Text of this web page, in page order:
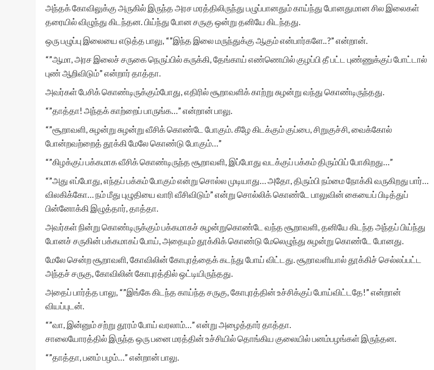
அந்தக் கோவிலுக்கு அருகில் இருந்த அரச மரத்திலிருந்து பழுப்பானதும் காய்ந்து போனதுமான சில இலைகள்
தரையில் விழுந்து கிடந்தன. பிய்ந்து போன சருகு ஒன்று தனியே கிடந்தது.
ஒரு பழுப்பு இலையை எடுத்த பாலு, “”இந்த இலை மருந்துக்கு ஆகும் என்பார்களே..?” என்றான்.
“”ஆமா, அரச இலைச் சருகை நெருப்பில் கருக்கி, தேங்காய் எண்ணெயில் குழப்பி தீ பட்ட புண்ணுக்குப் போட்டால்
புண் ஆறிவிடும்” என்றார் தாத்தா.
அவர்கள் பேசிக் கொண்டிருக்கும்போது, எதிரில் சூறாவளிக் காற்று சுழன்று வந்து கொண்டிருந்தது.
“”தாத்தா! அந்தக் காற்றைப் பாருங்க…” என்றான் பாலு.
“”சூறாவளி, சுழன்று சுழன்று வீசிக் கொண்டே போகும். கீழே கிடக்கும் குப்பை, சிறுகுச்சி, வைக்கோல்
போன்றவற்றைத் தூக்கி மேலே கொண்டு போகும்…”
“”கிழக்குப் பக்கமாக வீசிக் கொண்டிருந்த சூறாவளி, இப்போது வடக்குப் பக்கம் திரும்பிப் போகிறது…”
“”அது எப்போது, எந்தப் பக்கம் போகும் என்று சொல்ல முடியாது… அதோ, திரும்பி நம்மை நோக்கி வருகிறது பார்…
விலகிக்கோ… நம் மீது புழுதியை வாரி வீசிவிடும்” என்று சொல்லிக் கொண்டே பாலுவின் கையைப் பிடித்துப்
பின்னோக்கி இழுத்தார், தாத்தா.
அவர்கள் நின்று கொண்டிருக்கும் பக்கமாகச் சுழன்றுகொண்டே வந்த சூறாவளி, தனியே கிடந்த அந்தப் பிய்ந்து
போனச் சருகின் பக்கமாகப் போய், அதையும் தூக்கிக் கொண்டு மேலெழுந்து சுழன்று கொண்டே போனது.
மேலே சென்ற சூறாவளி, கோவிலின் கோபுரத்தைக் கடந்து போய் விட்டது. சூறாவளியால் தூக்கிச் செல்லப்பட்ட
அந்தச் சருகு, கோவிலின் கோபுரத்தில் ஒட்டியிருந்தது.
அதைப் பார்த்த பாலு, “”இங்கே கிடந்த காய்ந்த சருகு, கோபுரத்தின் உச்சிக்குப் போய்விட்டதே!” என்றான்
வியப்புடன்.
“”வா, இன்னும் சற்று தூரம் போய் வரலாம்…” என்று அழைத்தார் தாத்தா.
சாலையோரத்தில் இருந்த ஒரு பனை மரத்தின் உச்சியில் தொங்கிய குலையில் பனம்பழங்கள் இருந்தன.
“”தாத்தா, பனம் பழம்…” என்றான் பாலு.
நினைவுகளையும்
இவைகளை எழுத்து
வடிவில் கொண்டு வர என்
போன்ற சிலர்
தனியே நாட்குறிப்பு போல்
கற்பனைகள் சேர்ந்த கதை
வடிவில் எழுத விழையும்
ஆதரவு அளித்து ஒரு
இணையதள மேடை
அமைத்து தந்திருக்கும்
‘சிறுகதை.காம்’ நிறுவனர்,
மனமார்ந்த நன்றிகள் பல.